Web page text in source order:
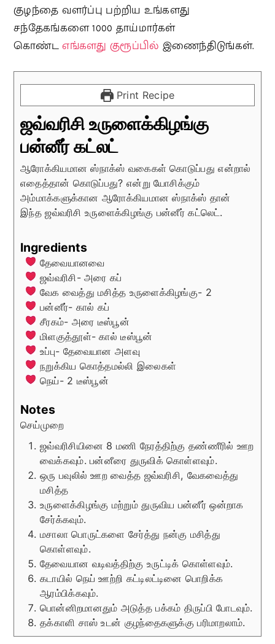
குழந்தை வளர்ப்பு பற்றிய உங்களது
சந்தேகங்களை 1000 தாய்மார்கள்
கொண்டஎங்களது குரூப்பில் இணைந்திடுங்கள்.
Print Recipe
ஜவ்வரிசி உருளைக்கிழங்கு
பன்னீர் கட்லட்
ஆரோக்கியமான ஸ்நாக்ஸ் வகைகள் கொடுப்பது என்றால்
எதைத்தான் கொடுப்பது? என்று யோசிக்கும்
அம்மாக்களுக்கான ஆரோக்கியமான ஸ்நாக்ஸ் தான்
இந்த ஜவ்வரிசி உருளைக்கிழங்கு பன்னீர் கட்லெட்.
Ingredients
தேவையானவை
ஜவ்வரிசி- அரை கப்
வேக வைத்து மசித்த உருளைக்கிழங்கு- 2
பன்னீர்- கால் கப்
சீரகம்- அரை டீஸ்பூன்
மிளகுத்தூள்- கால் டீஸ்பூன்
உப்பு- தேவையான அளவு
நறுக்கிய கொத்தமல்லி இலைகள்
நெய்- 2 டீஸ்பூன்
Notes
செய்முறை
ஜவ்வரிசியினை 8 மணி நேரத்திற்கு தண்ணீரில் ஊற
வைக்கவும்.பன்னீரை துருவிக் கொள்ளவும்.
ஒரு பவுலில் ஊற வைத்த ஜவ்வரிசி, வேகவைத்து
மசித்த
உருளைக்கிழங்கு மற்றும் துருவிய பன்னீர் ஒன்றாக
சேர்க்கவும்.
மசாலா பொருட்களை சேர்த்து நன்கு மசித்து
கொள்ளவும்.
தேவையான வடிவத்திற்கு உருட்டிக் கொள்ளவும்.
கடாயில் நெய் ஊற்றி கட்டிலட்டினை பொறிக்க
ஆரம்பிக்கவும்.
பொன்னிறமானதும் அடுத்த பக்கம் திருப்பி போடவும்.
தக்காளி சாஸ் உடன் குழந்தைகளுக்கு பரிமாறலாம்.